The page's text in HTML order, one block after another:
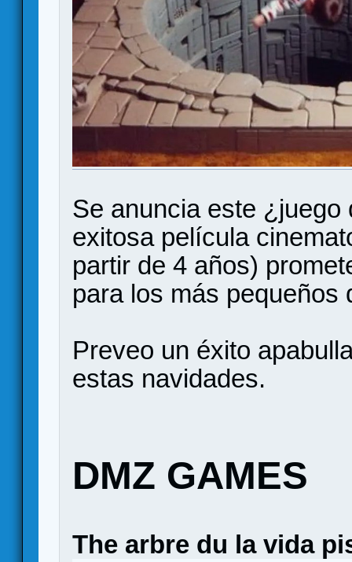
Se anuncia este
exitosa película
partir de 4 años)
para los más pequeños
Preveo un éxito
estas navidades.
DMZ GAMES
The arbre du la vida